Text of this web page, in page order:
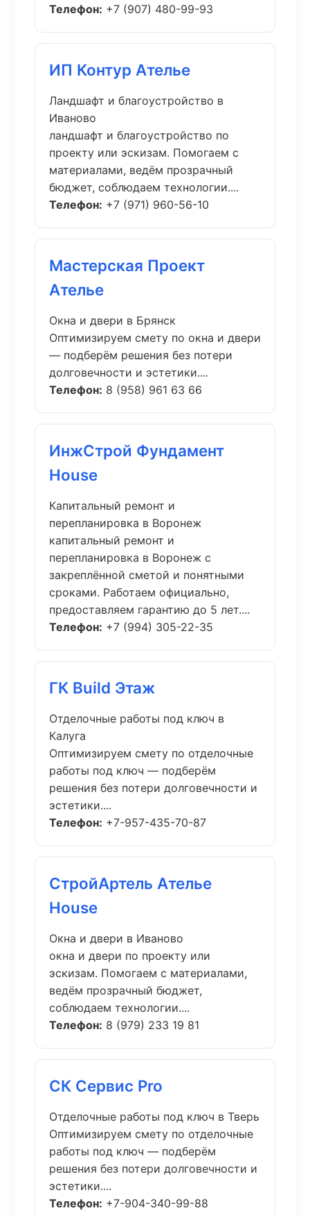
Телефон: +7 (907) 480-99-93
ИП Контур Ателье
Ландшафт и благоустройство в
Иваново
ландшафт и благоустройство по
проекту или эскизам. Помогаем с
материалами, ведём прозрачный
бюджет, соблюдаем технологии....
Телефон: +7 (971) 960-56-10
Мастерская Проект
Ателье
Окна и двери в Брянск
Оптимизируем смету по окна и двери
— подберём решения без потери
долговечности и эстетики....
Телефон: 8 (958) 961 63 66
ИнжСтрой Фундамент
House
Капитальный ремонт и
перепланировка в Воронеж
капитальный ремонт и
перепланировка в Воронеж с
закреплённой сметой и понятными
сроками. Работаем официально,
предоставляем гарантию до 5 лет....
Телефон: +7 (994) 305-22-35
ГК Build Этаж
Отделочные работы под ключ в
Калуга
Оптимизируем смету по отделочные
работы под ключ — подберём
решения без потери долговечности и
эстетики....
Телефон: +7-957-435-70-87
СтройАртель Ателье
House
Окна и двери в Иваново
окна и двери по проекту или
эскизам. Помогаем с материалами,
ведём прозрачный бюджет,
соблюдаем технологии....
Телефон: 8 (979) 233 19 81
СК Сервис Pro
Отделочные работы под ключ в Тверь
Оптимизируем смету по отделочные
работы под ключ — подберём
решения без потери долговечности и
эстетики....
Телефон: +7-904-340-99-88